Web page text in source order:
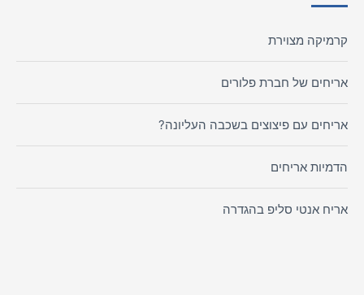
קרמיקה מצוירת
אריחים של חברת פלורים
אריחים עם פיצוצים בשכבה העליונה?
הדמיות אריחים
אריח אנטי סליפ בהגדרה